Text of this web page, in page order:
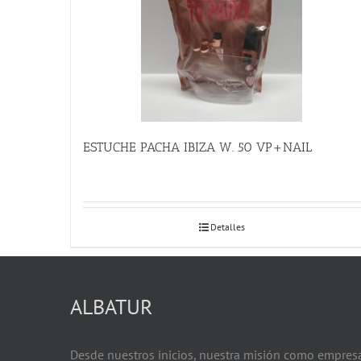
ESTUCHE PACHA IBIZA W. 50 VP+NAIL
Detalles
ALBATUR
Desde nuestros inicios, nuestra misión como